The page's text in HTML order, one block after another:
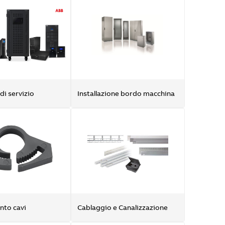
servizio Installazione bordo macchina
cavi Cablaggio e Canalizzazione